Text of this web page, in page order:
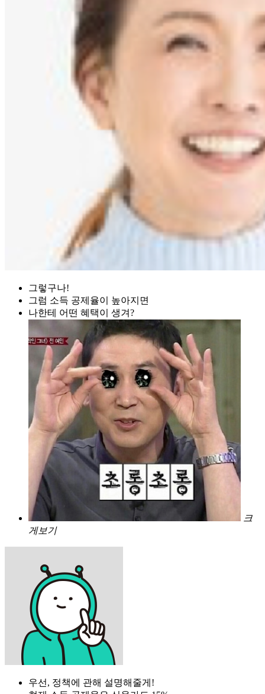
그렇구나!
그럼 소득 공제율이 높아지면
나한테 어떤 혜택이 생겨?
크
게보기
우선, 정책에 관해 설명해줄게!